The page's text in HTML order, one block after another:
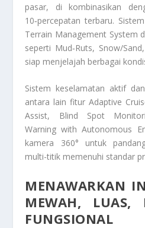
pasar, di kombinasikan
10‑percepatan terbaru.
Terrain Management System
seperti Mud‑Ruts, Snow/
siap menjelajah berbagai
Sistem keselamatan aktif
antara lain fitur Adaptive
Assist, Blind Spot
Warning with Autonomous
kamera 360° untuk
multi-titik memenuhi standar
MENAWARKAN
MEWAH, LUAS,
FUNGSIONAL